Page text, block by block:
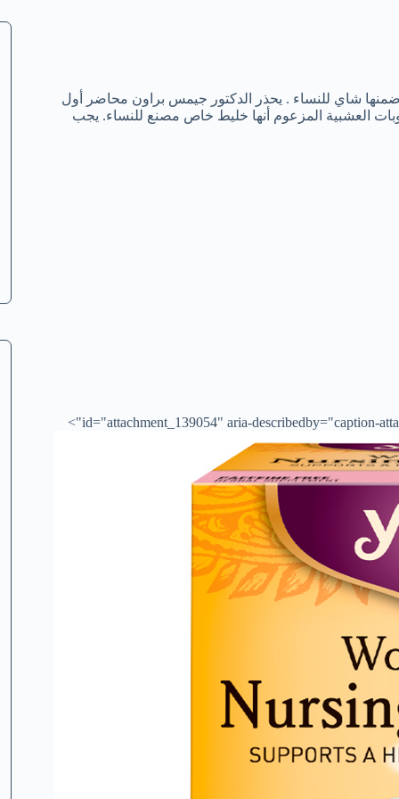
شاي للنساء . يحذر الدكتور جيمس براون محاضر أول
العشبية المزعوم أنها خليط خاص مصنع للنساء. يجب
id="attachment_139054" aria-describedby="caption-